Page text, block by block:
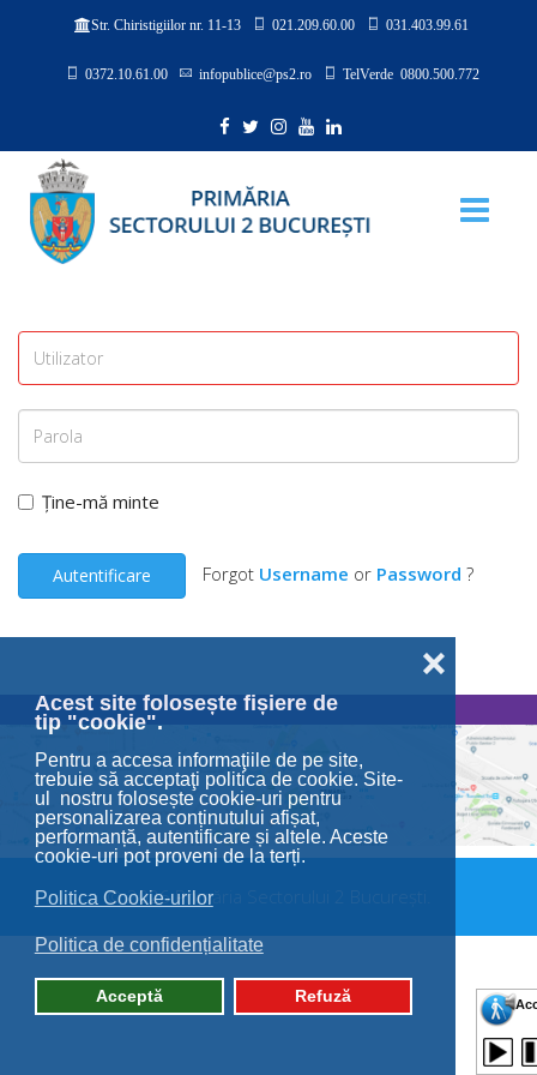
Acest site folosește fișiere de
tip "cookie".
Pentru a accesa informaţiile de pe site,
trebuie să acceptaţi politica de cookie. Site-
ul nostru folosește cookie-uri pentru
personalizarea conținutului afișat,
performanță, autentificare și altele. Aceste
cookie-uri pot proveni de la terți.
Politica Cookie-urilor
Politica de confidențialitate
Acceptă Refuză
❌
Str. Chiristigiilor nr. 11-13 021.209.60.00 031.403.99.61
0372.10.61.00 infopublice@ps2.ro TelVerde 0800.500.772
Ține-mă minte
Autentificare Forgot Username or Password ?
© 2026 Primăria Sectorului 2 București.